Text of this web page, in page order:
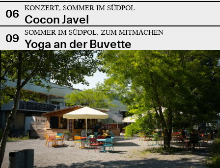
06 KONZERT, SOMMER IM SÜDPOL
Cocon Javel
09
SOMMER IM SÜDPOL, ZUM MITMACHEN
Yoga an der Buvette